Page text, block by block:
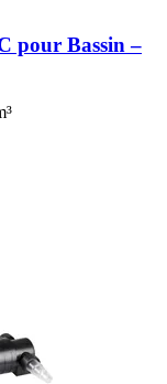
pour Bassin –